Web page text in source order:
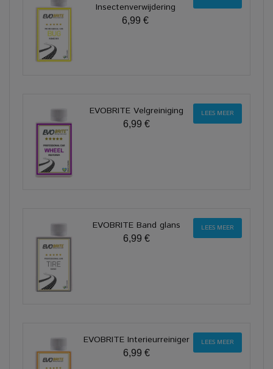
Insectenverwijdering
6,99 €
EVOBRITE Velgreiniging
6,99 €
LEES MEER
EVOBRITE Band glans
6,99 €
LEES MEER
EVOBRITE Interieurreiniger
6,99 €
LEES MEER